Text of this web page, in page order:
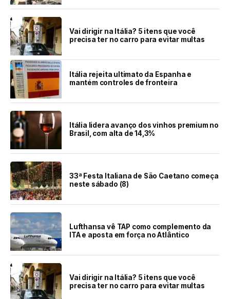
Vai dirigir na Itália? 5 itens que você
precisa ter no carro para evitar multas
Itália rejeita ultimato da Espanha e
mantém controles de fronteira
Itália lidera avanço dos vinhos premium no
Brasil, com alta de 14,3%
33ª Festa Italiana de São Caetano começa
neste sábado (8)
Lufthansa vê TAP como complemento da
ITA e aposta em força no Atlântico
Vai dirigir na Itália? 5 itens que você
precisa ter no carro para evitar multas